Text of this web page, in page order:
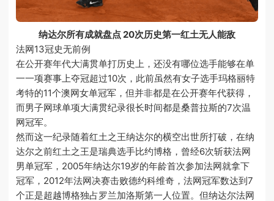
纳达尔所有成就盘点 20次历史第一红土无人能敌
法网13冠史无前例
在公开赛年代大满贯单打历史上，还没有哪位选手能够在单
一一项赛事上夺冠超过10次，此前虽然有女子选手玛格丽特
考特的11个澳网女单冠军，但并非都是在公开赛年代获得，
而男子网球单项大满贯纪录很长时间都是桑普拉斯的7次温
网冠军。
然而这一纪录随着红土之王纳达尔的横空出世所打破，在纳
达尔之前红土之王是瑞典选手比约博格，曾经6次斩获法网
男单冠军，2005年纳达尔19岁的年龄首次参加法网就拿下
冠军，2012年法网决赛击败德约科维奇，法网冠军数达到7
个正是超越博格独占罗兰加洛斯第一人位置。但纳达尔法网